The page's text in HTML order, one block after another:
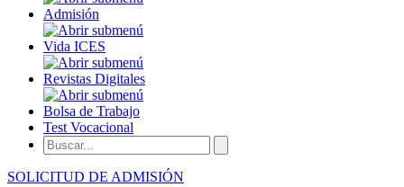
Admisión
Vida ICES
Revistas Digitales
Bolsa de Trabajo
Test Vocacional
SOLICITUD DE ADMISIÓN